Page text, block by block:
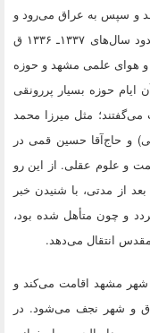
و سپس به عراق می‌رود و
تحصیلاتش را در حوزه‌‌‌‌‌‌‌‌‌‌‌‌‌‌‌‌‌‌‌‌‌‌‌ نجف ادامه می‌دهد. در حدود سال‌های ۱۳۳۷ـ ۱۳۳۶ ق
و هوای علمی مشهد و حوزه‌‌‌‌‌‌‌‌‌‌‌‌‌‌‌‌‌‌‌‌‌‌‌
حوزه‌‌‌‌‌‌‌‌‌‌‌‌‌‌‌‌‌‌‌‌‌‌‌ بسیار پررونقی
مثل میرزا محمد
و حاج‌آقا حسین قمی در
و علوم عقلی. از این رو
از مدتی، با شنیدن خبر
و چون متأهل شده بود،
انتقال می‌دهد.
خانواده در شهر مشهد اقامت می‌کند و
و شهر نجف می‌شود. در